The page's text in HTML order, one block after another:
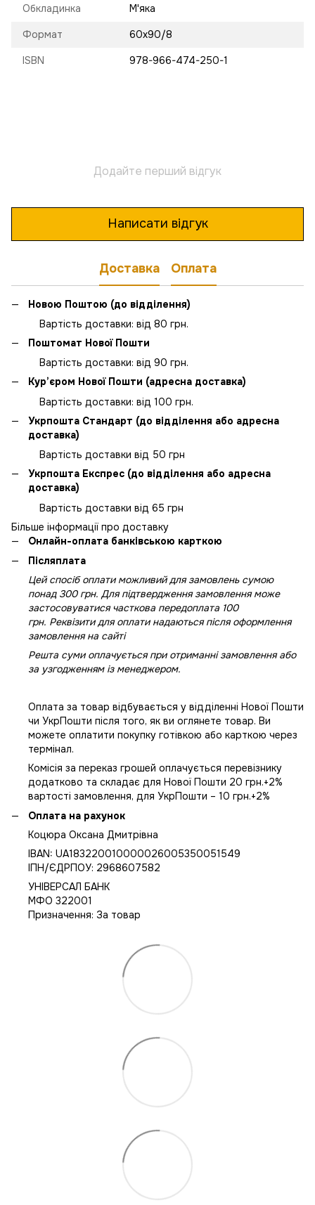
Обкладинка М'яка
Формат 60х90/8
ISBN 978-966-474-250-1
Додайте перший відгук
Написати відгук
Доставка Оплата
Новою Поштою (до відділення)
Вартість доставки: від 80 грн.
Поштомат Нової Пошти
Вартість доставки: від 90 грн.
Кур’єром Нової Пошти (адресна доставка)
Вартість доставки: від 100 грн.
Укрпошта Стандарт (до відділення або адресна
доставка)
Вартість доставки від 50 грн
Укрпошта Експрес (до відділення або адресна
доставка)
Вартість доставки від 65 грн
Більше інформації про доставку
Онлайн-оплата банківською карткою
Післяплата
Цей спосіб оплати можливий для замовлень сумою
понад 300 грн. Для підтвердження замовлення може
застосовуватися часткова передоплата 100
грн. Реквізити для оплати надаються після оформлення
замовлення на сайті
Решта суми оплачується при отриманні замовлення або
за узгодженням із менеджером.
Оплата за товар відбувається у відділенні Нової Пошти
чи УкрПошти після того, як ви оглянете товар. Ви
можете оплатити покупку готівкою або карткою через
термінал.
Комісія за переказ грошей оплачується перевізнику
додатково та складає для Нової Пошти 20 грн.+2%
вартості замовлення, для УкрПошти – 10 грн.+2%
Оплата на рахунок
Коцюра Оксана Дмитрівна
IBAN: UA183220010000026005350051549
IПН/ЄДРПОУ: 2968607582
УНІВЕРСАЛ БАНК
МФО 322001
Призначення: За товар